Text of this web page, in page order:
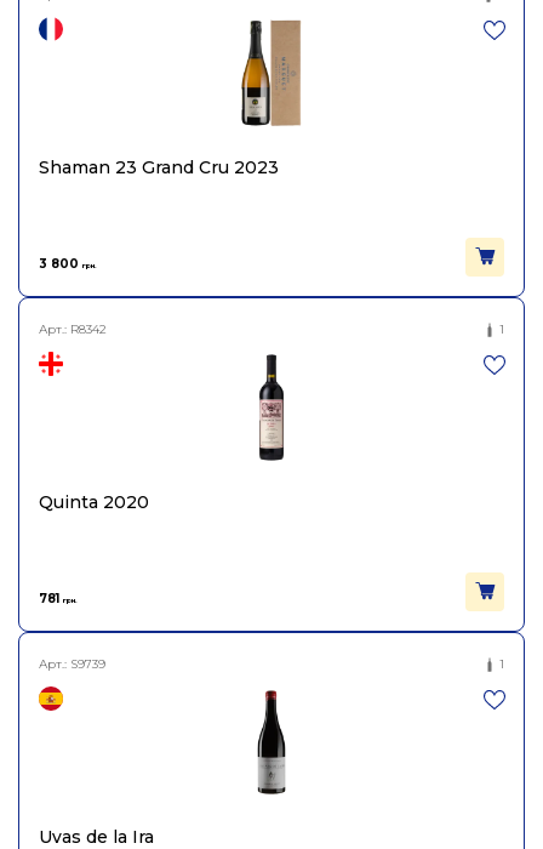
Shaman 23 Grand Cru 2023
3 800 грн.
Арт.: R8342 1
Quinta 2020
781 грн.
Арт.: S9739 1
Uvas de la Ira